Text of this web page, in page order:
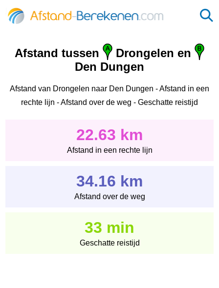
Afstand tussen
Drongelen en
Den Dungen
Afstand van Drongelen naar Den Dungen - Afstand in een
rechte lijn - Afstand over de weg - Geschatte reistijd
22.63 km
Afstand in een rechte lijn
34.16 km
Afstand over de weg
33 min
Geschatte reistijd